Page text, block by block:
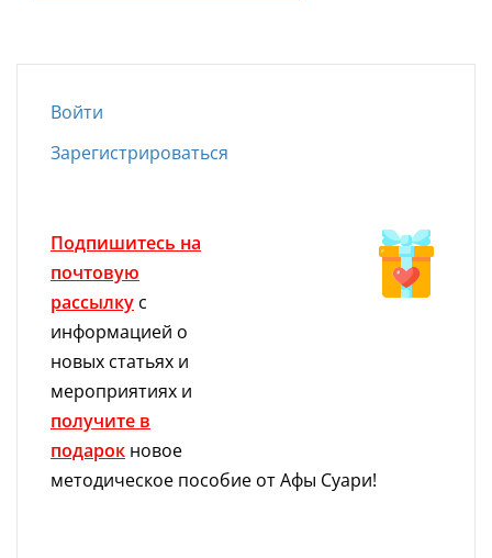
Войти
Зарегистрироваться
Подпишитесь на
почтовую
рассылку с
информацией о
новых статьях и
мероприятиях и
получите в
подарок новое
методическое пособие от Афы Суари!